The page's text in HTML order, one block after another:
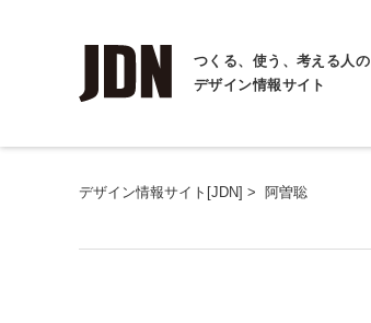
つくる、使う、考える人の
デザイン情報サイト
デザイン情報サイト[JDN] > 阿曽聡